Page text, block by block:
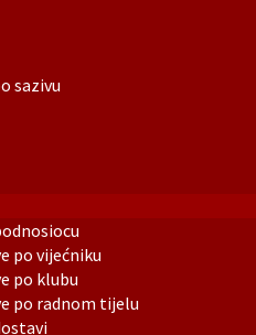
sazivu
po vijećniku
po klubu
po radnom tijelu